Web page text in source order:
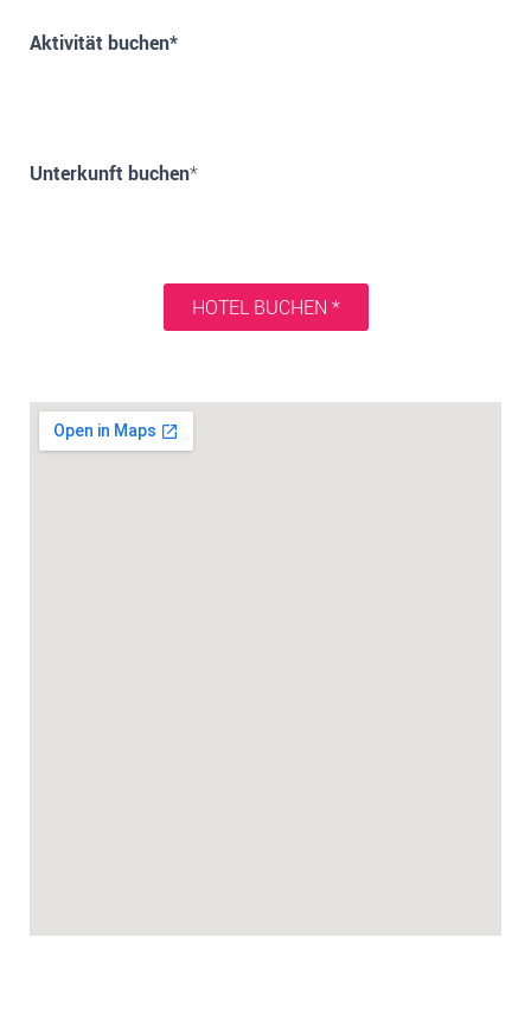
Aktivität buchen*
Unterkunft buchen*
HOTEL BUCHEN *